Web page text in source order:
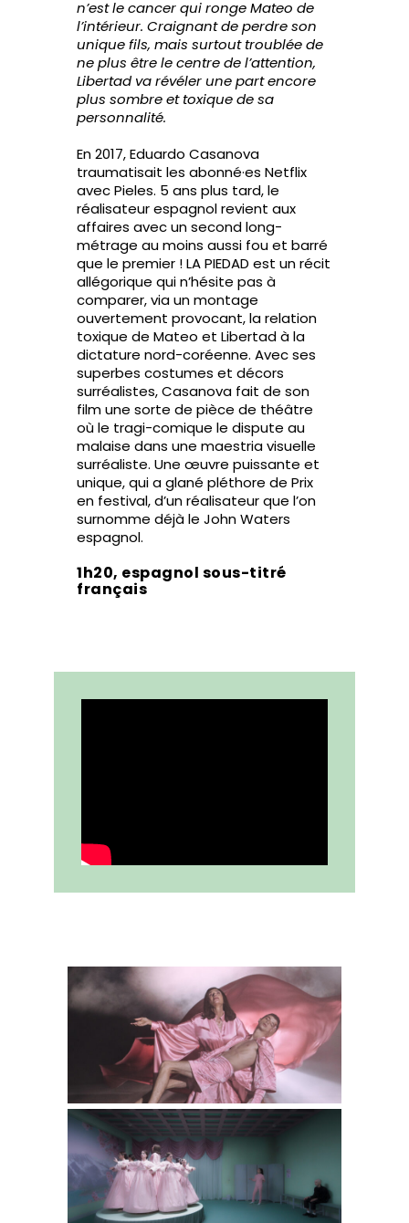
n’est le cancer qui ronge Mateo de
l’intérieur. Craignant de perdre son
unique fils, mais surtout troublée de
ne plus être le centre de l’attention,
Libertad va révéler une part encore
plus sombre et toxique de sa
personnalité.
En 2017, Eduardo Casanova
traumatisait les abonné·es Netflix
avec Pieles. 5 ans plus tard, le
réalisateur espagnol revient aux
affaires avec un second long-
métrage au moins aussi fou et barré
que le premier ! LA PIEDAD est un récit
allégorique qui n’hésite pas à
comparer, via un montage
ouvertement provocant, la relation
toxique de Mateo et Libertad à la
dictature nord-coréenne. Avec ses
superbes costumes et décors
surréalistes, Casanova fait de son
film une sorte de pièce de théâtre
où le tragi-comique le dispute au
malaise dans une maestria visuelle
surréaliste. Une œuvre puissante et
unique, qui a glané pléthore de Prix
en festival, d’un réalisateur que l’on
surnomme déjà le John Waters
espagnol.
1h20, espagnol sous-titré
français